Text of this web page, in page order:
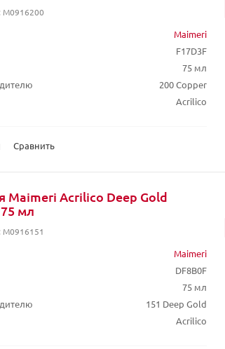
M0916200
Maimeri
F17D3F
75 мл
200 Copper
Acrilico
Сравнить
Maimeri Acrilico Deep Gold
мл
M0916151
Maimeri
DF8B0F
75 мл
151 Deep Gold
Acrilico